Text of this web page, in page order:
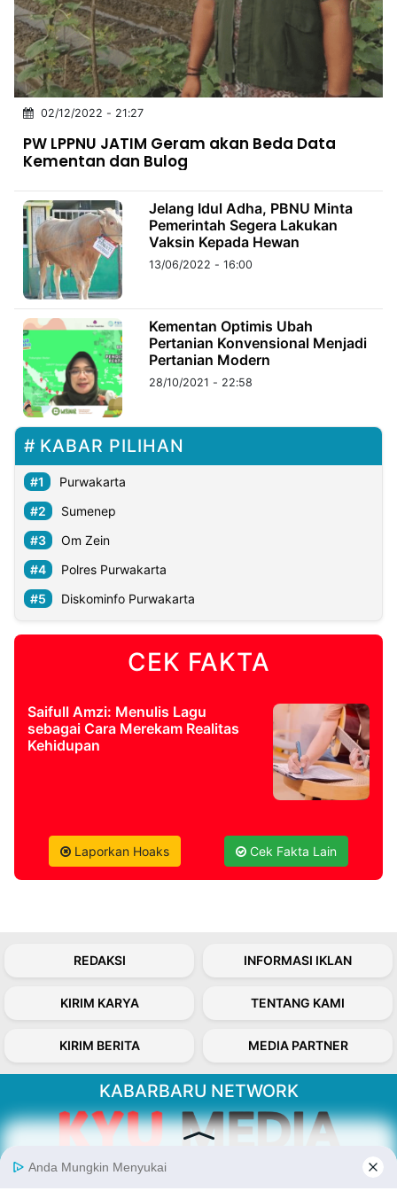
INDONESIA
Partner
NTB
Time
IDN
Jogja
Rakyat
News
Notice
Baru
Follow
Kabarbaru
Kabarbaru.co
2026
Kabarbaru
Media
02/12/2022 - 21:27
PW LPPNU JATIM Geram akan Beda Data
Kementan dan Bulog
Jelang Idul Adha, PBNU Minta
Pemerintah Segera Lakukan
Vaksin Kepada Hewan
13/06/2022 - 16:00
Kementan Optimis Ubah
Pertanian Konvensional Menjadi
Pertanian Modern
28/10/2021 - 22:58
KABAR PILIHAN
Purwakarta
Sumenep
Om Zein
Polres Purwakarta
Diskominfo Purwakarta
CEK FAKTA
Saifull Amzi: Menulis Lagu
sebagai Cara Merekam Realitas
Kehidupan
Laporkan Hoaks Cek Fakta Lain
REDAKSI INFORMASI IKLAN
KIRIM KARYA TENTANG KAMI
KIRIM BERITA MEDIA PARTNER
KABARBARU NETWORK